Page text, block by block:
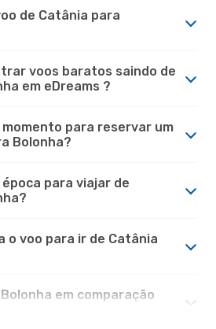
de Catânia para
voos baratos saindo de
em eDreams ?
momento para reservar um
Bolonha?
para viajar de
o voo para ir de Catânia
em comparação